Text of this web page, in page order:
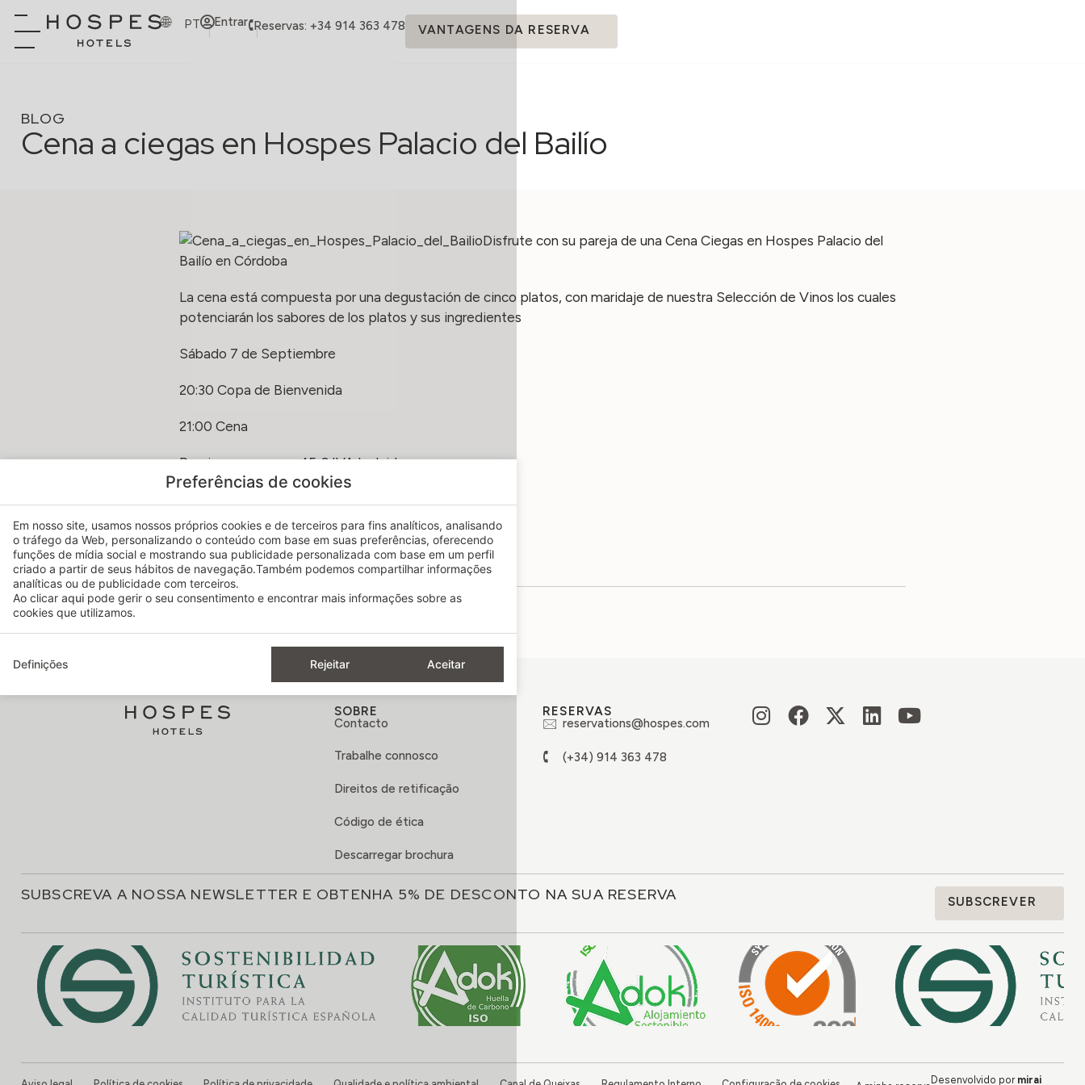
PT Entrar Reservas: +34 914 363 478 VANTAGENS DA RESERVA
BLOG
Cena a ciegas en Hospes Palacio del Bailío
Disfrute con su pareja de una Cena Ciegas en Hospes Palacio del
Bailío en Córdoba
La cena está compuesta por una degustación de cinco platos, con maridaje de nuestra Selección de Vinos los cuales
potenciarán los sabores de los platos y sus ingredientes
Sábado 7 de Septiembre
20:30 Copa de Bienvenida
21:00 Cena
Precio por persona 45 € IVA Incluido
Hospes Palacio del Bailío
(+34) 957 498 993
maitre.palaciodelbailio@hospes.com
MAY 18, 2026
SOBRE
Contacto
Trabalhe connosco
Direitos de retificação
Código de ética
Descarregar brochura
RESERVAS
reservations@hospes.com
(+34) 914 363 478
SUBSCREVA A NOSSA NEWSLETTER E OBTENHA 5% DE DESCONTO NA SUA RESERVA SUBSCREVER
Desenvolvido por mirai
Preferências de cookies
Em nosso site, usamos nossos próprios cookies e de terceiros para fins analíticos, analisando
o tráfego da Web, personalizando o conteúdo com base em suas preferências, oferecendo
funções de mídia social e mostrando sua publicidade personalizada com base em um perfil
criado a partir de seus hábitos de navegação.Também podemos compartilhar informações
analíticas ou de publicidade com terceiros.
Ao clicar aqui pode gerir o seu consentimento e encontrar mais informações sobre as
cookies que utilizamos.
Definições Rejeitar Aceitar